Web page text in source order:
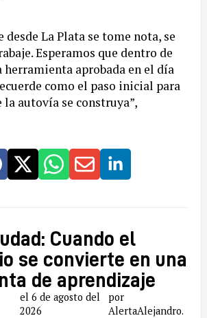
desde La Plata se tome nota, se
Esperamos que dentro de
herramienta aprobada en el día
como el paso inicial para
autovía se construya”,
Cuando el
se convierte en una
de aprendizaje
el 6 de agosto del
2026
por
AlertaAlejandro.